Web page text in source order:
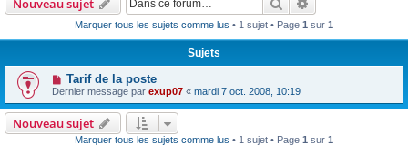
Nouveau sujet
Marquer tous les sujets comme lus • 1 sujet • Page 1 sur 1
Sujets
Tarif de la poste
Dernier message par exup07 « mardi 7 oct. 2008, 10:19
Nouveau sujet
Marquer tous les sujets comme lus • 1 sujet • Page 1 sur 1